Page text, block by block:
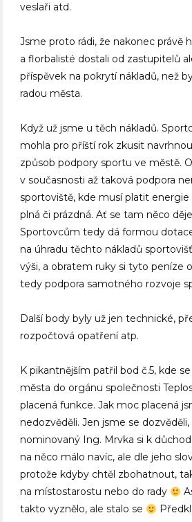
veslaři atd.
Jsme proto rádi, že nakonec právě
a florbalisté dostali od zastupitelů
příspěvek na pokrytí nákladů, než
radou města.
Když už jsme u těch nákladů.
mohla pro příští rok zkusit
způsob podpory sportu ve městě.
v současnosti až taková podpora
sportoviště, kde musí platit energie
plná či prázdná. Ať se tam něco
Sportovcům tedy dá formou
na úhradu těchto nákladů
výši, a obratem ruky si tyto peníze
tedy podpora samotného rozvoje
Další body byly už jen technické,
rozpočtová opatření atp.
K pikantnějším patřil bod č.5, kde
města do orgánu společnosti
placená funkce. Jak moc placená
nedozvěděli. Jen jsme se dozvěděli,
nominovaný Ing. Mrvka si k
na něco málo navíc, ale dle jeho
protože kdyby chtěl zbohatnout,
na místostarostu nebo do rady
takto vyznělo, ale stalo se